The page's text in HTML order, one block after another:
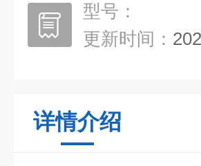
型号：
更新时间：
详情介绍